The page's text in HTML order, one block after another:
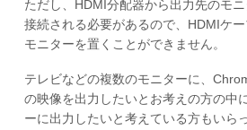
ただし、HDMI分配器から出力先のモ
接続される必要があるので、HDMIケ
モニターを置くことができません。
テレビなどの複数のモニターに、
の映像を出力したいとお考えの方の中
ーに出力したいと考えている方もいら